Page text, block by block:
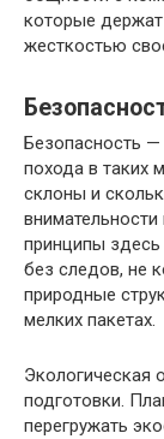
которые
жесткостью
Безопасность
похода в таких
склоны и
принципы здесь
без следов, не
природные
мелких пакетах.
Экологическая
подготовки.
перегружать